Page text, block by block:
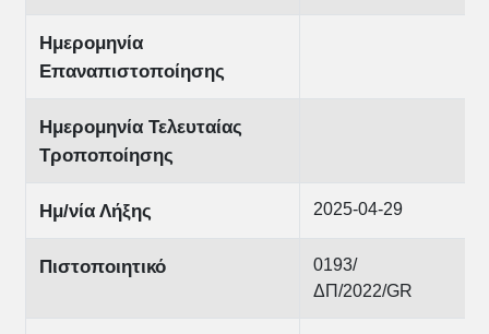
Ημερομηνία
Επαναπιστοποίησης
Ημερομηνία Τελευταίας
Τροποποίησης
Ημ/νία Λήξης 2025-04-29
Πιστοποιητικό
0193/
ΔΠ/2022/GR